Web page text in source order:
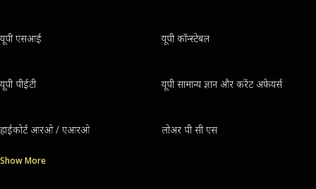
यूपी एसआई यूपी कॉन्स्टेबल
यूपी पीईटी यूपी सामान्य ज्ञान और करेंट अफेयर्स
हाईकोर्ट आरओ / एआरओ लोअर पी सी एस
Show More